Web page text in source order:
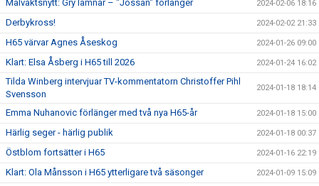
Målvaktsnytt: Gry lämnar – "Jossan" förlänger 2024-02-06 18:16
Derbykross! 2024-02-02 21:33
H65 värvar Agnes Åseskog 2024-01-26 09:00
Klart: Elsa Åsberg i H65 till 2026 2024-01-24 16:02
Tilda Winberg intervjuar TV-kommentatorn Christoffer Pihl
Svensson
2024-01-18 18:14
Emma Nuhanovic förlänger med två nya H65-år 2024-01-18 15:00
Härlig seger - härlig publik 2024-01-18 00:37
Östblom fortsätter i H65 2024-01-16 22:19
Klart: Ola Månsson i H65 ytterligare två säsonger 2024-01-09 15:09